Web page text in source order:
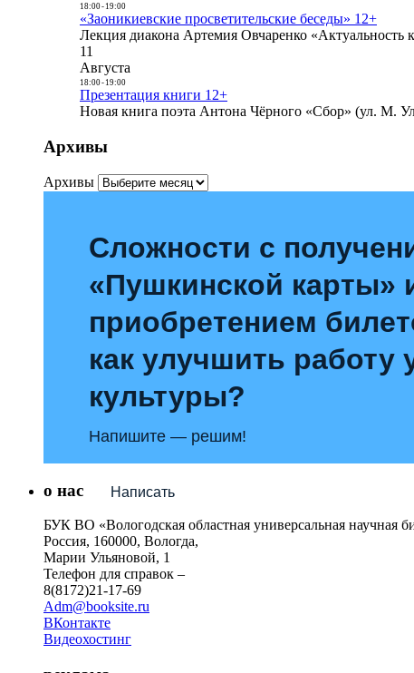
18:00- 19:00
«Заоникиевские просветительские беседы» 12+
Лекция диакона Артемия Овчаренко
11
Августа
18:00- 19:00
Презентация книги 12+
Новая книга поэта Антона Чёрного «Сбор» (ул. М.
Архивы
Архивы
Сложности с
«Пушкинской карты»
приобретением
как улучшить работу
культуры?
Напишите — решим!
Написать
о нас
БУК ВО «Вологодская областная универсальная научная
Россия, 160000, Вологда,
Марии Ульяновой, 1
Телефон для справок –
8(8172)21-17-69
Adm@booksite.ru
ВКонтакте
Видеохостинг